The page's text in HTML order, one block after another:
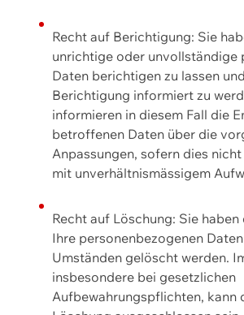
Recht auf Berichtigung: Sie
unrichtige oder unvollständige
Daten berichtigen zu lassen
Berichtigung informiert zu
informieren in diesem Fall die
betroffenen Daten über die
Anpassungen, sofern dies
mit unverhältnismässigem
Recht auf Löschung: Sie haben
Ihre personenbezogenen
Umständen gelöscht werden.
insbesondere bei gesetzlichen
Aufbewahrungspflichten, kann